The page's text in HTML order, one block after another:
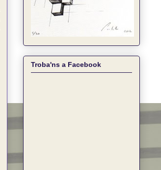
Troba'ns a Facebook